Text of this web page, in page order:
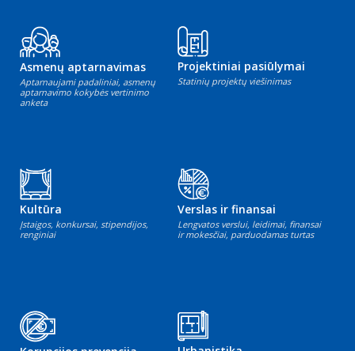
Asmenų aptarnavimas
Aptarnaujami padaliniai, asmenų
aptarnavimo kokybės vertinimo
anketa
Projektiniai pasiūlymai
Statinių projektų viešinimas
Kultūra
Įstaigos, konkursai, stipendijos,
renginiai
Verslas ir finansai
Lengvatos verslui, leidimai, finansai
ir mokesčiai, parduodamas turtas